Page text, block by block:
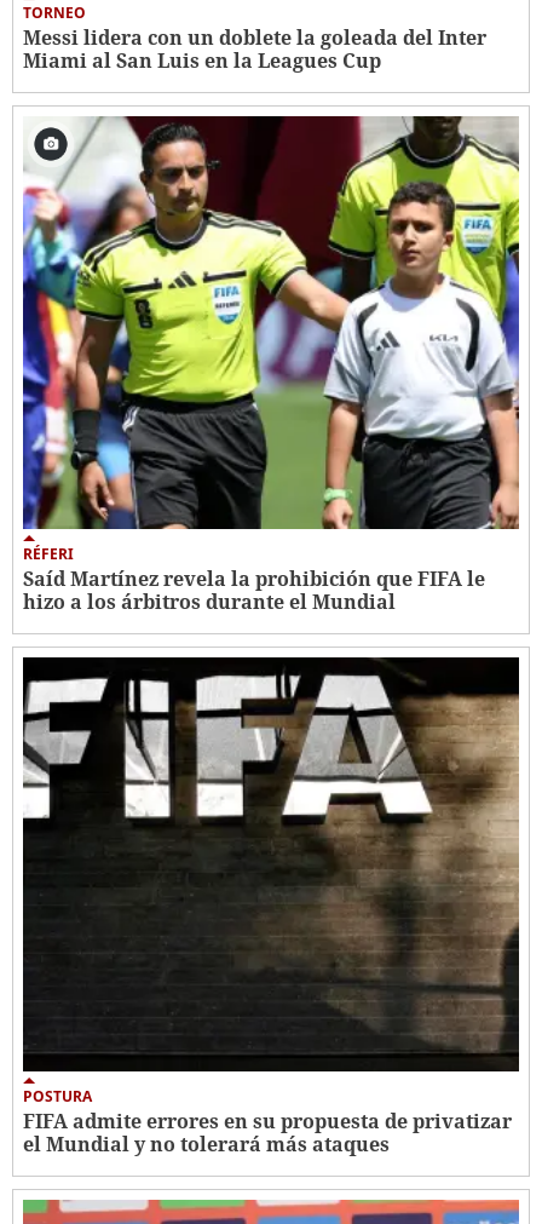
TORNEO
Messi lidera con un doblete la goleada del Inter
Miami al San Luis en la Leagues Cup
RÉFERI
Saíd Martínez revela la prohibición que FIFA le
hizo a los árbitros durante el Mundial
POSTURA
FIFA admite errores en su propuesta de privatizar
el Mundial y no tolerará más ataques